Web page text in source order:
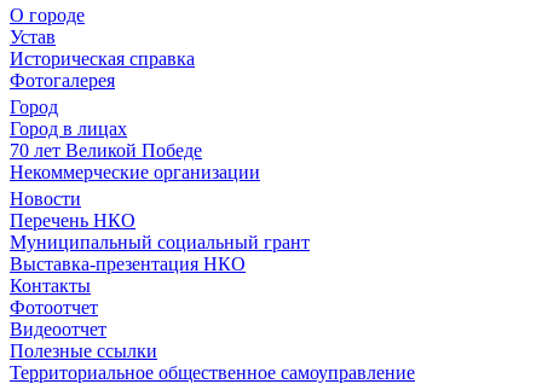
О городе
Устав
Историческая справка
Фотогалерея
Город
Город в лицах
70 лет Великой Победе
Некоммерческие организации
Новости
Перечень НКО
Муниципальный социальный грант
Выставка-презентация НКО
Контакты
Фотоотчет
Видеоотчет
Полезные ссылки
Территориальное общественное самоуправление